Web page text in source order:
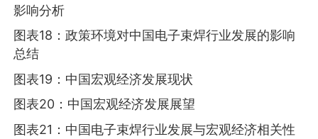
影响分析
图表18：政策环境对中国电子束焊行业发展的影响
总结
图表19：中国宏观经济发展现状
图表20：中国宏观经济发展展望
图表21：中国电子束焊行业发展与宏观经济相关性